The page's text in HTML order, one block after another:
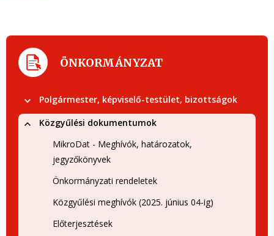
ÖNKORMÁNYZAT
Polgármester, képviselő-testület, bizottságok
Közgyűlési dokumentumok
MikroDat - Meghívók, határozatok,
jegyzőkönyvek
Önkormányzati rendeletek
Közgyűlési meghívók (2025. június 04-ig)
Előterjesztések